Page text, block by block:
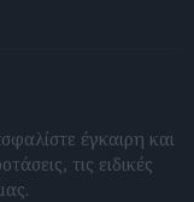
έγκαιρη και
τις ειδικές